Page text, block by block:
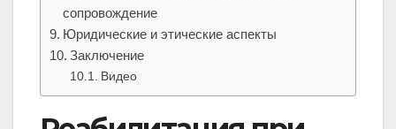
сопровождение
Юридические и этические аспекты
Заключение
Видео